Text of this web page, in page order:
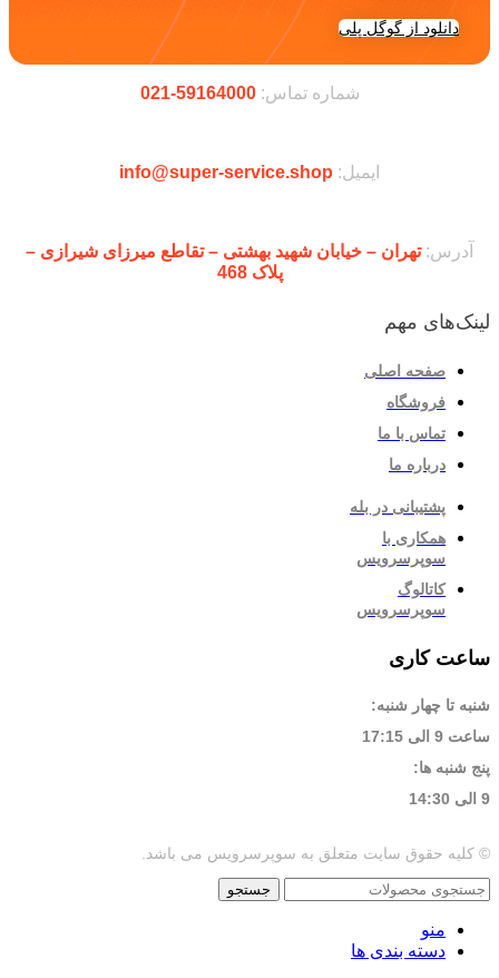
دانلود از گوگل پلی
شماره تماس:59164000-021
ایمیل: info@super-service.shop
آدرس:تهران – خیابان شهید بهشتی – تقاطع میرزای شیرازی –
پلاک 468
لینک‌های مهم
صفحه اصلی
فروشگاه
تماس با ما
درباره ما
پشتیبانی در بله
همکاری با
سوپرسرویس
کاتالوگ
سوپرسرویس
ساعت کاری
شنبه تا چهار شنبه:
ساعت 9 الی 17:15
پنج شنبه ها:
9 الی 14:30
© کلیه حقوق سایت متعلق به سوپرسرویس می باشد.
جستجو
منو
دسته بندی ها